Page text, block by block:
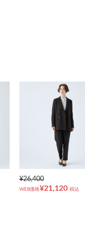
¥26,400
WEB価格¥21,120 税込